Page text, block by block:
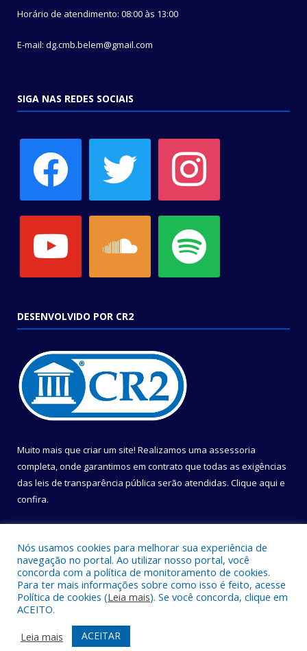
Horário de atendimento: 08:00 às 13:00
E-mail: dg.cmb.belem@gmail.com
SIGA NAS REDES SOCIAIS
DESENVOLVIDO POR CR2
Muito mais que criar um site! Realizamos uma assessoria
completa, onde garantimos em contrato que todas as exigências
das leis de transparência pública serão atendidas. Clique aqui e
confira.
Todos os direitos reservados a Câmara Municipal de Belém.
Mapa do Site
Acessar Área Administrativa
Acessar Webmail
Nós usamos cookies para melhorar sua experiência de
navegação no portal. Ao utilizar nosso portal, você
concorda com a política de monitoramento de cookies.
Para ter mais informações sobre como isso é feito, acesse
Política de cookies (Leia mais). Se você concorda, clique em
ACEITO.
Leia mais
ACEITAR